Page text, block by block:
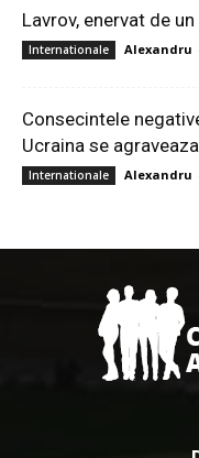
Lavrov, enervat de
Internationale Alexandru
Consecintele
Ucraina se agraveaza
Internationale Alexandru